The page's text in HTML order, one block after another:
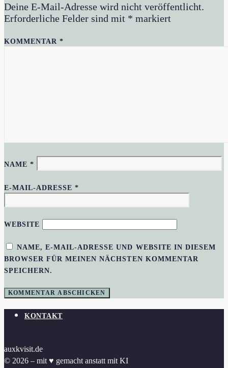
Deine E-Mail-Adresse wird nicht veröffentlicht.
Erforderliche Felder sind mit * markiert
KOMMENTAR*
NAME*
E-MAIL-ADRESSE*
WEBSITE
NAME, E-MAIL-ADRESSE UND WEBSITE IN DIESEM
BROWSER FÜR MEINEN NÄCHSTEN KOMMENTAR
SPEICHERN.
KONTAKT
auxkvisit.de
© 2026 – mit ♥︎ gemacht anstatt mit KI